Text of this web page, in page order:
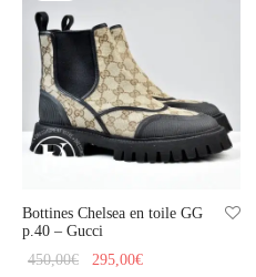
Bottines Chelsea en toile GG
p.40 – Gucci
450,00€
Le prix
295,00€